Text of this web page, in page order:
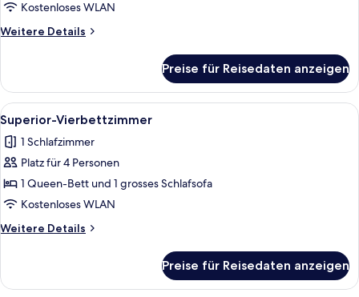
anzeigen
Kostenloses WLAN
Weitere Details
Weitere
Dreibettzimmer
Preise für Reisedaten anzeigen
Alle
Fotos
für
Superior-
Vierbettzimmer
anzeigen
Ein Hotelzimmer mit Bett,
5
Superior-Vierbettzimmer
1 Schlafzimmer
Platz für 4 Personen
1 Queen-Bett und 1 grosses Schlafsofa
Kostenloses WLAN
Weitere Details
Weitere
Vierbettzimmer
Preise für Reisedaten anzeigen